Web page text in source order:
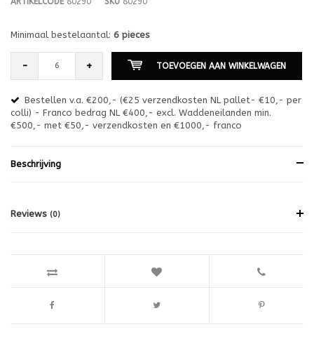
Minimaal bestelaantal: 6 pieces
- + TOEVOEGEN AAN WINKELWAGEN
Bestellen v.a. €200,- (€25 verzendkosten NL pallet- €10,- per
colli) - Franco bedrag NL €400,- excl. Waddeneilanden min.
€500,- met €50,- verzendkosten en €1000,- franco
Beschrijving
Reviews (0)